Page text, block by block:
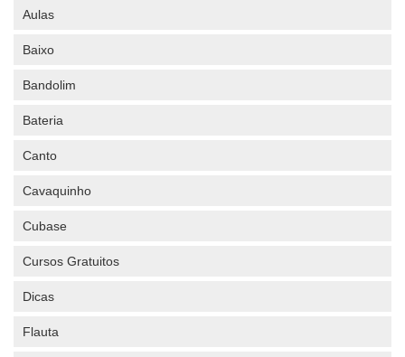
Aulas
Baixo
Bandolim
Bateria
Canto
Cavaquinho
Cubase
Cursos Gratuitos
Dicas
Flauta